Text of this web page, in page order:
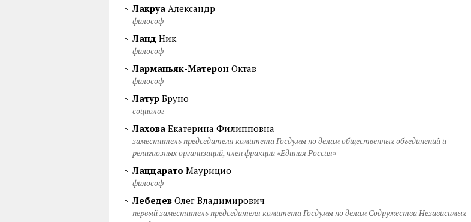
Лакруа Александр
философ
Ланд Ник
философ
Ларманьяк-Матерон Октав
философ
Латур Бруно
социолог
Лахова Екатерина Филипповна
заместитель председателя комитета Госдумы по делам общественных объединений и
религиозных организаций, член фракции «Единая Россия»
Лаццарато Маурицио
философ
Лебедев Олег Владимирович
первый заместитель председателя комитета Госдумы по делам Содружества Независимых